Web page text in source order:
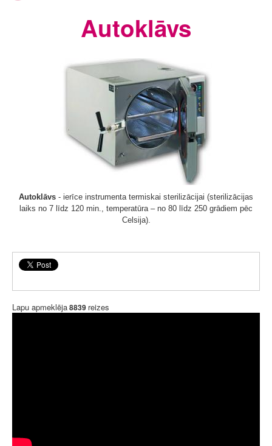
Autoklāvs
Autoklāvs - ierīce instrumenta termiskai sterilizācijai (sterilizācijas
laiks no 7 līdz 120 min., temperatūra – no 80 līdz 250 grādiem pēc
Celsija).
Lapu apmeklēja8839 reizes